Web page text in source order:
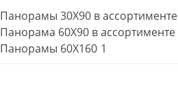
Панорамы 30Х90 в ассортименте
Панорама 60Х90 в ассортименте
Панорамы 60Х160 1